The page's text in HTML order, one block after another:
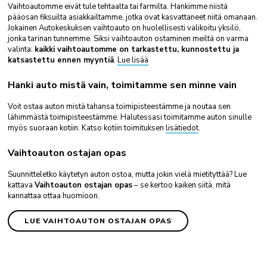
Vaihtoautomme eivät tule tehtaalta tai farmilta. Hankimme niistä
pääosan fiksuilta asiakkailtamme, jotka ovat kasvattaneet niitä omanaan.
Jokainen Autokeskuksen vaihtoauto on huolellisesti valikoitu yksilö,
jonka tarinan tunnemme. Siksi vaihtoauton ostaminen meiltä on varma
valinta: kaikki vaihtoautomme on tarkastettu, kunnostettu ja
katsastettu ennen myyntiä. Lue lisää
Hanki auto mistä vain, toimitamme sen minne vain
Voit ostaa auton mistä tahansa toimipisteestämme ja noutaa sen
lähimmästä toimipisteestämme. Halutessasi toimitamme auton sinulle
myös suoraan kotiin. Katso kotiin toimituksen lisätiedot.
Vaihtoauton ostajan opas
Suunnitteletko käytetyn auton ostoa, mutta jokin vielä mietityttää? Lue
kattava Vaihtoauton ostajan opas– se kertoo kaiken siitä, mitä
kannattaa ottaa huomioon.
LUE VAIHTOAUTON OSTAJAN OPAS